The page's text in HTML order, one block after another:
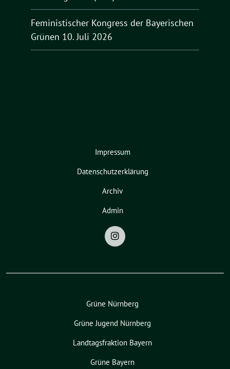
Feministischer Kongress der Bayerischen
Grünen 10. Juli 2026
Impressum
Datenschutzerklärung
Archiv
Admin
Grüne Nürnberg
Grüne Jugend Nürnberg
Landtagsfraktion Bayern
Grüne Bayern